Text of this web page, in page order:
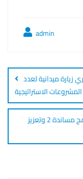
admin
Post
زيارة ميدانية لعدد
الاستراتيجية
معهد التخطيط يحتضن ورشة عمل لمتابعة برنامج مساندة 2 وتعزيز